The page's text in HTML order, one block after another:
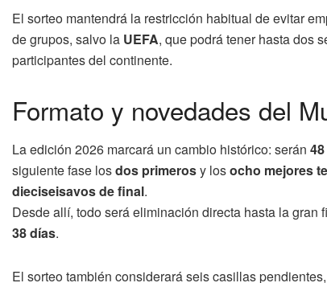
El sorteo mantendrá la restricción habitual de evitar
de grupos, salvo la UEFA, que podrá tener hasta dos
participantes del continente.
Formato y novedades del
La edición 2026 marcará un cambio histórico: serán
siguiente fase losdos primerosy losocho mejores
dieciseisavos de final.
Desde allí, todo será eliminación directa hasta la gran
38 días.
El sorteo también considerará seis casillas